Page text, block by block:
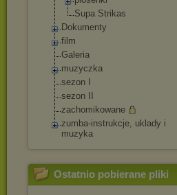
Supa Strikas
Dokumenty
film
Galeria
muzyczka
sezon I
sezon II
zachomikowane
zumba-instrukcje, uklady i
muzyka
Ostatnio pobierane pliki